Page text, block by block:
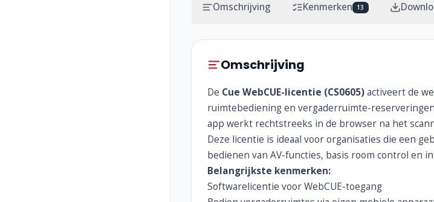
Omschrijving Kenmerken 13
Omschrijving
De Cue WebCUE-licentie (CS0605)activeert de
ruimtebediening en vergaderruimte-
app werkt rechtstreeks in de browser na het
Deze licentie is ideaal voor organisaties die een
bedienen van AV-functies, basis room control en
Belangrijkste kenmerken:
Softwarelicentie voor WebCUE-toegang